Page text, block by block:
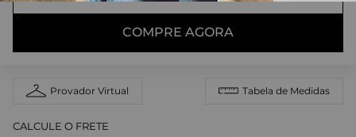
COMPRE AGORA
Provador Virtual Tabela de Medidas